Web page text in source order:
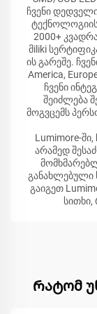
ჩვენი
2000+
მiliki
ის გარეშე.
America,
ჩვენი
შეიძლება
მოგვცემს
Lumimore-
არამედ
განახლებული
გაიგეთ
Რატომ